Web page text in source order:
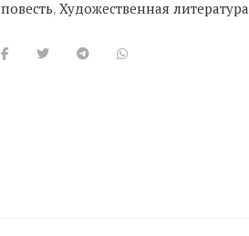
повесть,Художественная литература